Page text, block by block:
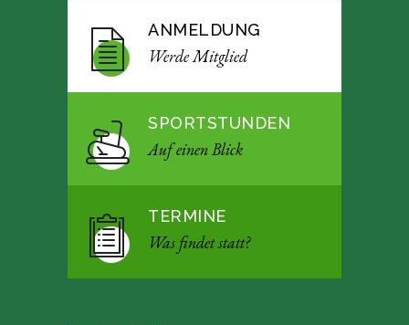
ANMELDUNG
Werde Mitglied
SPORTSTUNDEN
Auf einen Blick
TERMINE
Was findet statt?